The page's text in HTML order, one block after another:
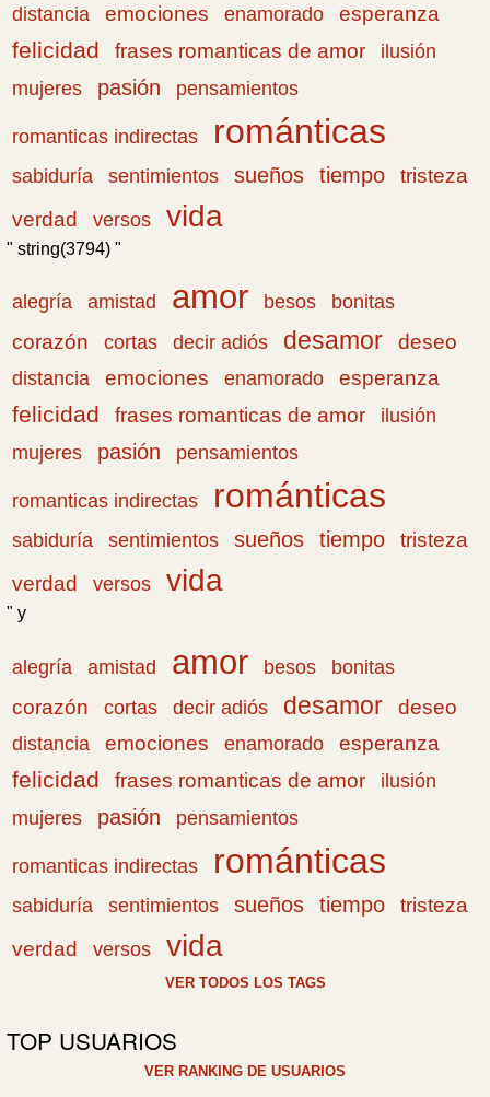
distancia emociones enamorado esperanza
felicidad frases romanticas de amor
ilusión
mujeres
pasión pensamientos
romanticas indirectas románticas
sabiduría sentimientos sueños tiempo
tristeza
verdad
versos vida
" string(3794) "
alegría amistad amor besos
bonitas
corazón
cortas decir adiós desamor deseo
distancia emociones enamorado esperanza
felicidad frases romanticas de amor
ilusión
mujeres
pasión pensamientos
romanticas indirectas románticas
sabiduría sentimientos sueños tiempo
tristeza
verdad
versos vida
" y
alegría amistad amor besos
bonitas
corazón
cortas decir adiós desamor deseo
distancia emociones enamorado esperanza
felicidad frases romanticas de amor
ilusión
mujeres
pasión pensamientos
romanticas indirectas románticas
sabiduría sentimientos sueños tiempo
tristeza
verdad
versos vida
VER TODOS LOS TAGS
TOP USUARIOS
VER RANKING DE USUARIOS